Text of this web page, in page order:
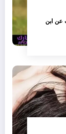
عن ابن